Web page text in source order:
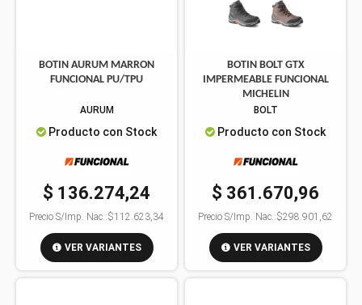
BOTIN AURUM MARRON
FUNCIONAL PU/TPU
AURUM
Producto con Stock
$ 136.274,24
Precio S/Imp. Nac.:$112.623,34
VER VARIANTES
BOTIN BOLT GTX
IMPERMEABLE FUNCIONAL
MICHELIN
BOLT
Producto con Stock
$ 361.670,96
Precio S/Imp. Nac.:$298.901,62
VER VARIANTES